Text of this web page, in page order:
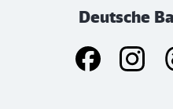
Deutsche